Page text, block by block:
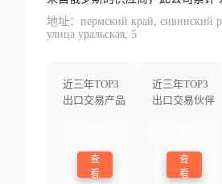
地址：пермский край, сивинский
улица уральская, 5
近三年TOP3
出口交易产品
查
看
近三年TOP3
出口交易伙伴
查
看